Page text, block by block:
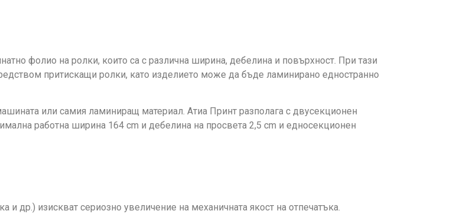
фолио на ролки, които са с различна ширина, дебелина и повърхност. При тази
притискащи ролки, като изделието може да бъде ламинирано едностранно
или самия ламиниращ материал. Атиа Принт разполага с двусекционен
работна ширина 164 cm и дебелина на просвета 2,5 cm и едносекционен
др.) изискват сериозно увеличение на механичната якост на отпечатъка.